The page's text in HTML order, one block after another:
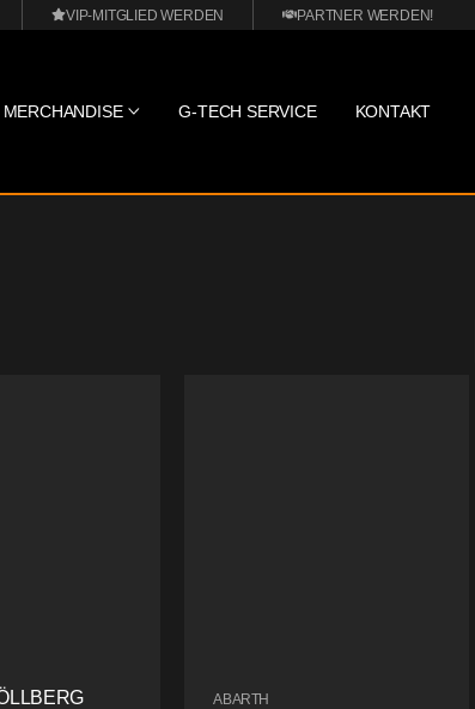
VIP-MITGLIED WERDEN PARTNER WERDEN!
MERCHANDISE G-TECH SERVICE KONTAKT
ABARTH